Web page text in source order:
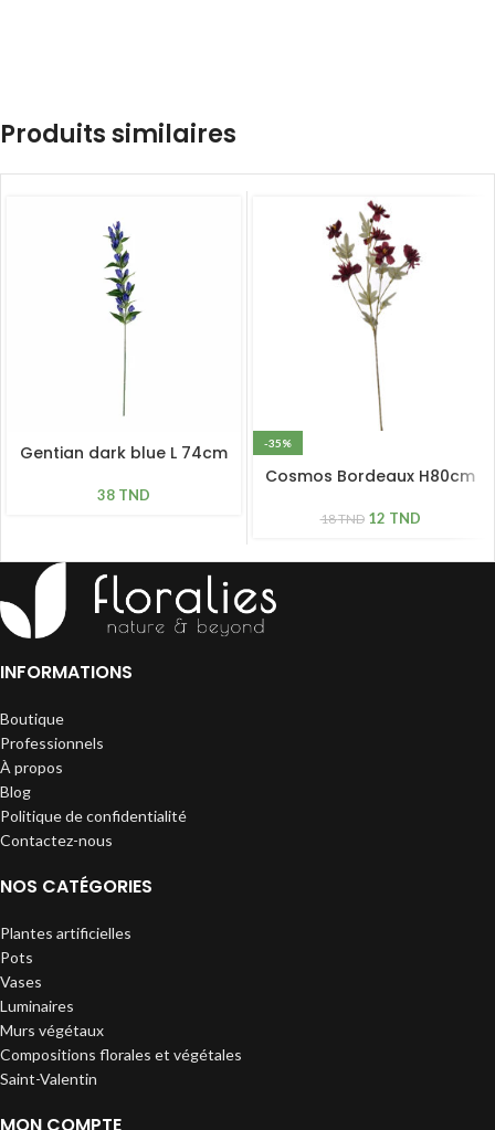
Produits similaires
Gentian dark blue L 74cm
38 TND
-35%
Cosmos Bordeaux H80cm
18TND 12 TND
INFORMATIONS
Boutique
Professionnels
À propos
Blog
Politique de confidentialité
Contactez-nous
NOS CATÉGORIES
Plantes artificielles
Pots
Vases
Luminaires
Murs végétaux
Compositions florales et végétales
Saint-Valentin
MON COMPTE